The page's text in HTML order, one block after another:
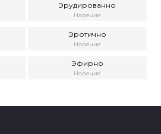
Эрудированно
Наречие
Эротично
Наречие
Эфирно
Наречие